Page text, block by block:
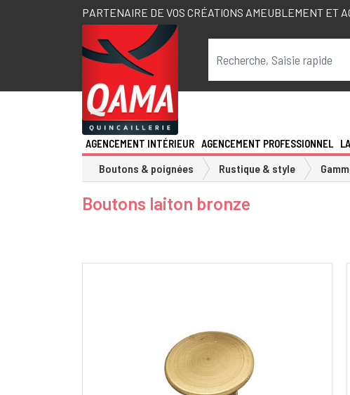
PARTENAIRE DE VOS CRÉATIONS AMEUBLEMENT ET
AGENCEMENT INTÉRIEUR AGENCEMENT PROFESSIONNEL
Boutons & poignées Rustique & style
Boutons laiton bronze